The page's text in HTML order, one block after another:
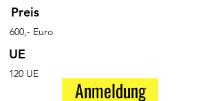
Preis
600,- Euro
UE
120 UE
Anmeldung